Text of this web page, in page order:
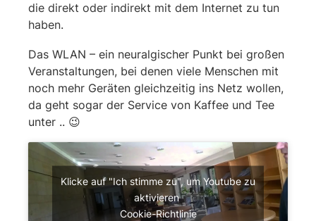
die direkt oder indirekt mit dem Internet zu tun
haben.
Das WLAN – ein neuralgischer Punkt bei großen
Veranstaltungen, bei denen viele Menschen mit
noch mehr Geräten gleichzeitig ins Netz wollen,
da geht sogar der Service von Kaffee und Tee
unter .. 😉
Klicke auf "Ich stimme zu", um Youtube zu
aktivieren
Cookie-Richtlinie